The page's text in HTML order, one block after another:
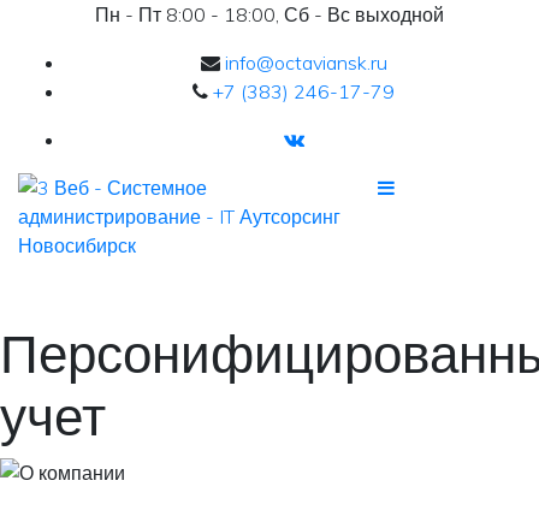
Пн - Пт 8:00 - 18:00, Сб - Вс выходной
info@octaviansk.ru
+7 (383) 246-17-79
учет